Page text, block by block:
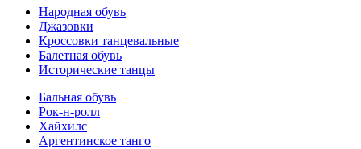
Народная обувь
Джазовки
Кроссовки танцевальные
Балетная обувь
Исторические танцы
Бальная обувь
Рок-н-ролл
Хайхилс
Аргентинское танго